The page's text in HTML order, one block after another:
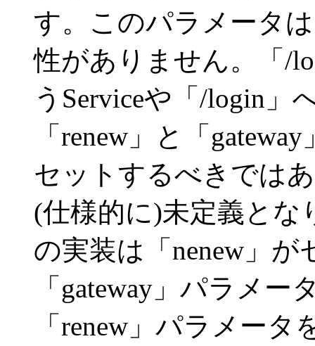
す。このパラメータ
性がありません。「/
うServiceや「/login」
「renew」と「
セットするべきでは
(仕様的に)未定義とな
の実装は「nenew」
「gateway」パラメ
「renew」パラメー